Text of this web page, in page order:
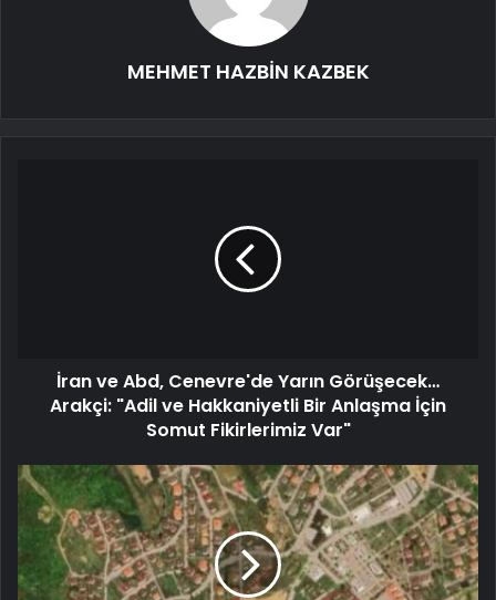
MEHMET HAZBİN KAZBEK
İran ve Abd, Cenevre'de Yarın Görüşecek…
Arakçi: "Adil ve Hakkaniyetli Bir Anlaşma İçin
Somut Fikirlerimiz Var"